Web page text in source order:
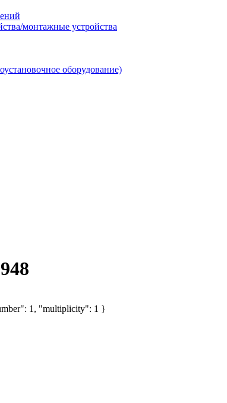
монтажные устройства
оборудование)
1, "multiplicity": 1 }